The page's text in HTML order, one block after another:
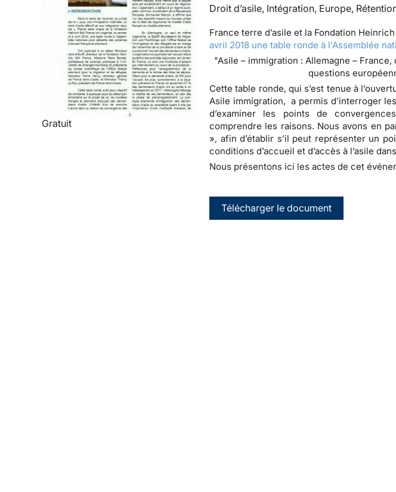
Gratuit
Droit d’asile, Intégration, Europe,
France terre d’asile et la Fondation
avril 2018 une table ronde à l'Assemblée
"Asile – immigration : Allemagne –
questions
Cette table ronde, qui s’est tenue à
Asile immigration, a permis d’interroger
d’examiner les points de
comprendre les raisons. Nous avons en
», afin d’établir s’il peut représenter un
conditions d’accueil et d’accès à l’asile
Nous présentons ici les actes de cet
Télécharger le document